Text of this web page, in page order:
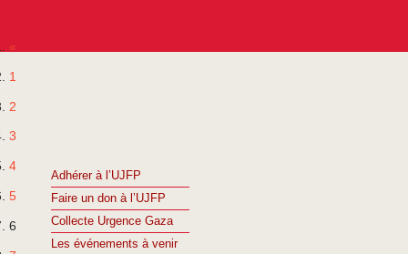
«
1
2
3
4
5
6
Adhérer à l’UJFP
Faire un don à l’UJFP
Collecte Urgence Gaza
Les événements à venir